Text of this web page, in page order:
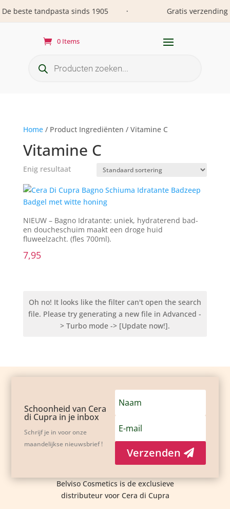
beste tandpasta sinds 1905 Gratis verzending
0 Items
zoeken
Home/ Product Ingrediënten / Vitamine C
Vitamine C
Enig resultaat
NIEUW – Bagno Idratante: uniek, hydraterend bad-
en doucheschuim maakt een droge huid
fluweelzacht. (fles 700ml).
7,95
Oh no! It looks like the filter can't open the search
file. Please try generating a new file in Advanced -
> Turbo mode -> [Update now!].
Schoonheid van Cera
di Cupra in je inbox
Schrijf je in voor onze
maandelijkse nieuwsbrief !
Verzenden
Belviso Cosmetics is de exclusieve
distributeur voor Cera di Cupra